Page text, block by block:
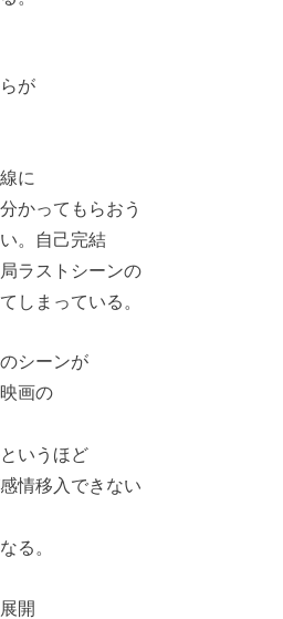
が
に
かってもらおう
。自己完結
ラストシーンの
しまっている。
シーンが
画の
いうほど
情移入できない
る。
開